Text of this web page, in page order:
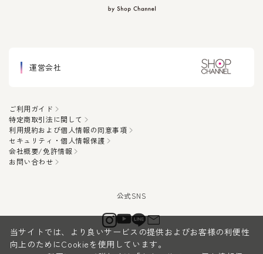
運営会社
ご利用ガイド
特定商取引法に関して
利用規約および個人情報の同意事項
セキュリティ・個人情報保護
会社概要/免許情報
お問い合わせ
当サイトでは、より良いサービスの提供およびお客様の利便性
向上のためにCookieを使用しています。